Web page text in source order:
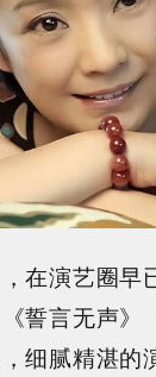
在演艺圈早
《誓言无声
细腻精湛的